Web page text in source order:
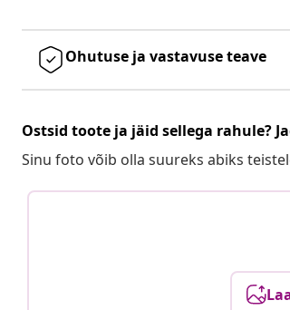
Ohutuse ja vastavuse teave
Ostsid toote ja jäid sellega rahule?
Sinu foto võib olla suureks abiks